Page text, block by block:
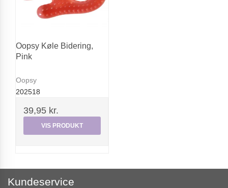
Oopsy Køle Bidering,
Pink
Oopsy
202518
39,95 kr.
VIS PRODUKT
Kundeservice